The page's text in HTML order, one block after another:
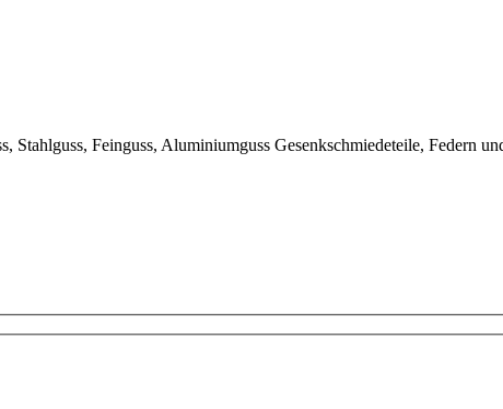
Stahl­guss, Fein­guss, Aluminium­guss Gesenk­schmiede­teile, Federn